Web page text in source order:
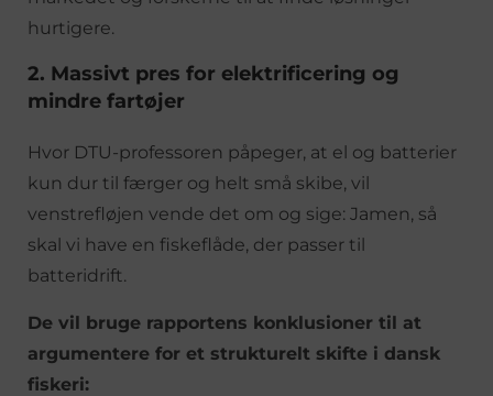
hurtigere.
2. Massivt pres for elektrificering og
mindre fartøjer
Hvor DTU-professoren påpeger, at el og batterier
kun dur til færger og helt små skibe, vil
venstrefløjen vende det om og sige: Jamen, så
skal vi have en fiskeflåde, der passer til
batteridrift.
De vil bruge rapportens konklusioner til at
argumentere for et strukturelt skifte i dansk
fiskeri: